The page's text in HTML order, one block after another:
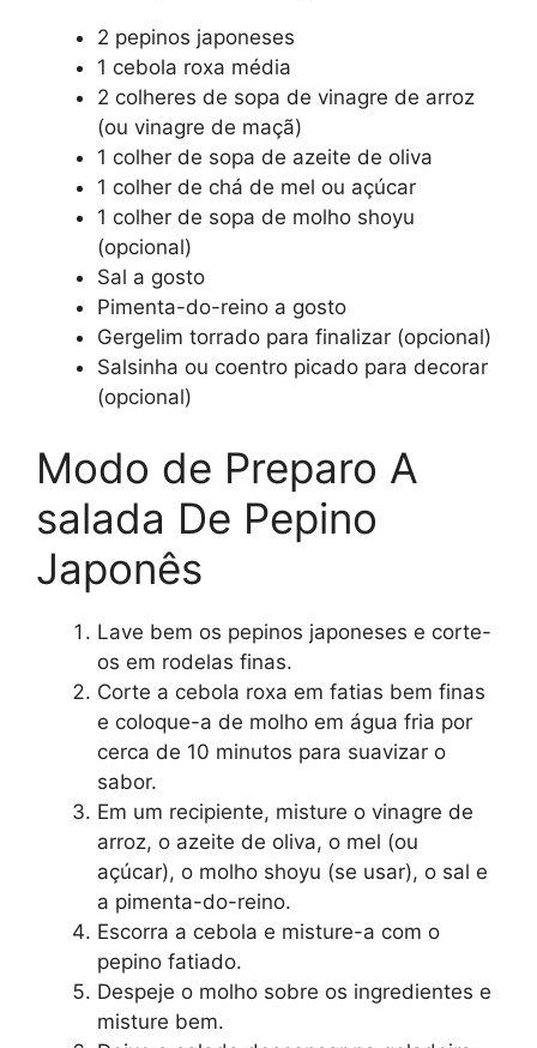
2 pepinos japoneses
1 cebola roxa média
2 colheres de sopa de vinagre de arroz
(ou vinagre de maçã)
1 colher de sopa de azeite de oliva
1 colher de chá de mel ou açúcar
1 colher de sopa de molho shoyu
(opcional)
Sal a gosto
Pimenta-do-reino a gosto
Gergelim torrado para finalizar (opcional)
Salsinha ou coentro picado para decorar
(opcional)
Modo de Preparo A
salada De Pepino
Japonês
Lave bem os pepinos japoneses e corte-
os em rodelas finas.
Corte a cebola roxa em fatias bem finas
e coloque-a de molho em água fria por
cerca de 10 minutos para suavizar o
sabor.
Em um recipiente, misture o vinagre de
arroz, o azeite de oliva, o mel (ou
açúcar), o molho shoyu (se usar), o sal e
a pimenta-do-reino.
Escorra a cebola e misture-a com o
pepino fatiado.
Despeje o molho sobre os ingredientes e
misture bem.